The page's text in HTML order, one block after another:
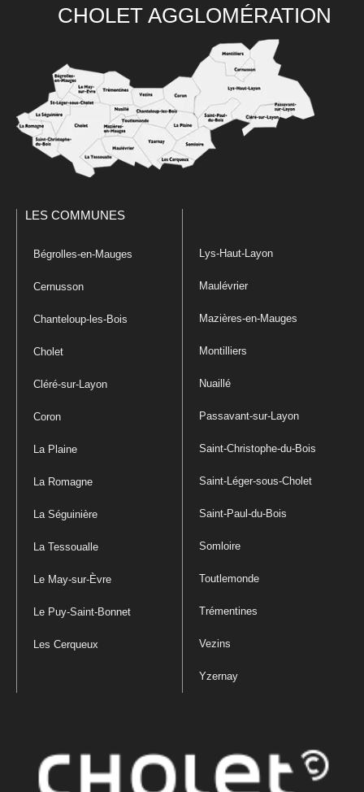
CHOLET AGGLOMÉRATION
LES COMMUNES
Bégrolles-en-Mauges
Cernusson
Chanteloup-les-Bois
Cholet
Cléré-sur-Layon
Coron
La Plaine
La Romagne
La Séguinière
La Tessoualle
Le May-sur-Èvre
Le Puy-Saint-Bonnet
Les Cerqueux
Lys-Haut-Layon
Maulévrier
Mazières-en-Mauges
Montilliers
Nuaillé
Passavant-sur-Layon
Saint-Christophe-du-Bois
Saint-Léger-sous-Cholet
Saint-Paul-du-Bois
Somloire
Toutlemonde
Trémentines
Vezins
Yzernay